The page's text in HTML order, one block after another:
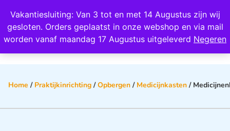
Vakantiesluiting: Van 3 tot en met 14 Augustus zijn wij
gesloten. Orders geplaatst in onze webshop en via mail
worden vanaf maandag 17 Augustus uitgeleverd Negeren
Wij scoren een 4,8 op Google
Home / Praktijkinrichting /Opbergen / Medicijnkasten /